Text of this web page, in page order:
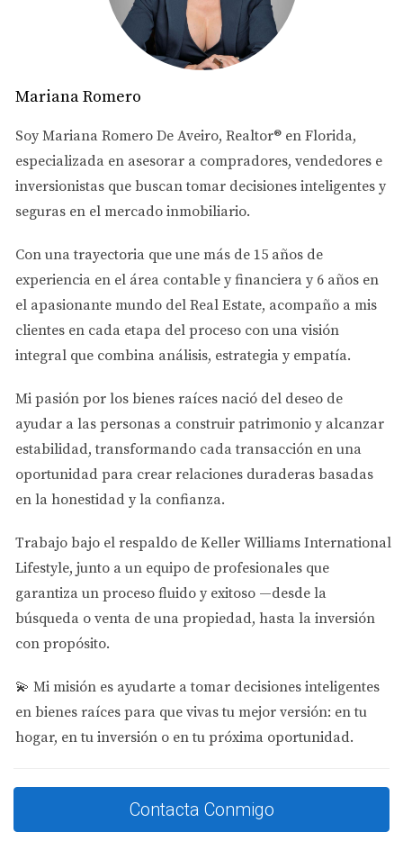
Testimonio Real: La Familia Pérez
La familia Pérez se mudó a Doral hace tres años
buscando un lugar seguro para criar a sus hijos. "Desde
que llegamos aquí, hemos sentido una gran paz",
hay patrullas de policía visibles". Este sentido de
comunidad no solo se traduce en seguridad, sino
también en la creación de lazos entre los residentes.
Además, Doral cuenta con diversas asociaciones
vecinales que organizan eventos y actividades
comunitarias, fomentando así la interacción entre los
habitantes. Esto contribuye a crear un ambiente donde
todos se sienten parte de algo más grande.
Excelencia Educativa
Otro factor clave que atrae a las familias a Doral es la
calidad educativa disponible. La ciudad alberga varias
escuelas públicas y privadas altamente valoradas. Según
el Departamento de Educación de Florida, muchas
escuelas en Doral tienen calificaciones sobresalientes, lo
Ejemplo Inspirador: La Historia de los Gómez
Los Gómez eligieron Doral principalmente por su
reputación educativa. Sus hijos asisten a una escuela
pública local que ha sido reconocida por su excelencia
que están recibiendo", dice Carlos Gómez. "No solo están
aprendiendo materias básicas, sino también habilidades
importantes para el futuro". Las opciones educativas no
instituciones secundarias y programas extracurriculares
que enriquecen la experiencia educativa de los jóvenes.
Mariana Romero
Soy Mariana Romero De Aveiro, Realtor® en Florida,
especializada en asesorar a compradores, vendedores e
inversionistas que buscan tomar decisiones inteligentes y
seguras en el mercado inmobiliario.
Con una trayectoria que une más de 15 años de
experiencia en el área contable y financiera y 6 años en
el apasionante mundo del Real Estate, acompaño a mis
clientes en cada etapa del proceso con una visión
integral que combina análisis, estrategia y empatía.
Mi pasión por los bienes raíces nació del deseo de
ayudar a las personas a construir patrimonio y alcanzar
estabilidad, transformando cada transacción en una
oportunidad para crear relaciones duraderas basadas
en la honestidad y la confianza.
Trabajo bajo el respaldo de Keller Williams International
Lifestyle, junto a un equipo de profesionales que
garantiza un proceso fluido y exitoso —desde la
búsqueda o venta de una propiedad, hasta la inversión
con propósito.
💫 Mi misión es ayudarte a tomar decisiones inteligentes
en bienes raíces para que vivas tu mejor versión: en tu
hogar, en tu inversión o en tu próxima oportunidad.
Contacta Conmigo